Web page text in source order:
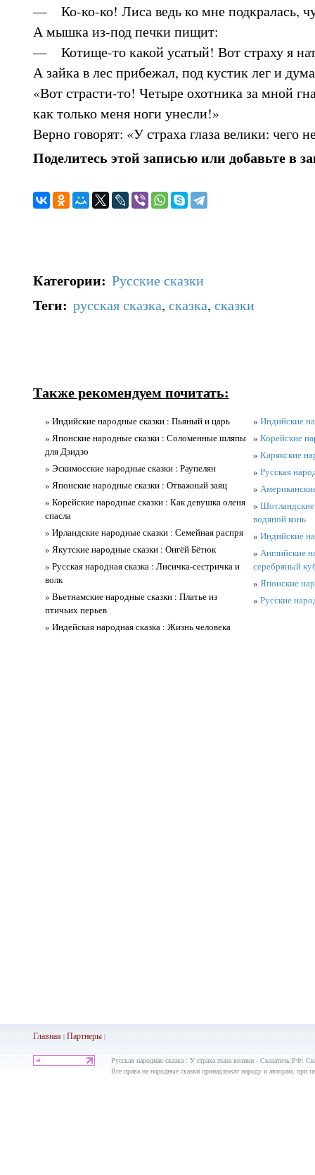
— Ко-ко-ко! Лиса ведь ко мне подкралась,
А мышка из-под печки пищит:
— Котище-то какой усатый! Вот страху я
А зайка в лес прибежал, под кустик лег и
«Вот страсти-то! Четыре охотника за мной
как только меня ноги унесли!»
Верно говорят: «У страха глаза велики: чего
Поделитесь этой записью или добавьте в
Категории: Русские сказки
Теги: русская сказка, сказка, сказки
Также рекомендуем почитать:
» Индийские народные сказки : Пьяный и царь
» Японские народные сказки : Соломенные шляпы
для Дзидзо
» Эскимосские народные сказки : Раупелян
» Японские народные сказки : Отважный заяц
» Корейские народные сказки : Как девушка оленя
спасла
» Ирландские народные сказки : Семейная распря
» Якутские народные сказки : Онгёй Бётюк
» Русская народная сказка : Лисичка-сестричка и
волк
» Вьетнамские народные сказки : Платье из
птичьих перьев
» Индейская народная сказка : Жизнь человека
» Индийские
» Корейские
» Карякские
» Русская
»
»
водяной конь
» Индийские
» Английские
серебряный
» Японские
» Русские
Главная| Партнеры|
Русская народная сказка : У страха глаза велики - Сказатель.РФ:
Все права на народные сказки принадлежат народу и авторам, при